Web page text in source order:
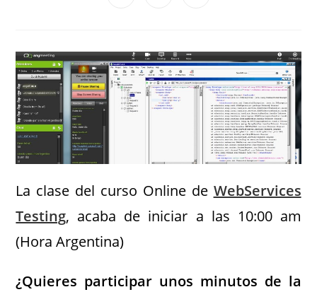
La clase del curso Online de WebServices
Testing, acaba de iniciar a las 10:00 am
(Hora Argentina)
¿Quieres participar unos minutos de la